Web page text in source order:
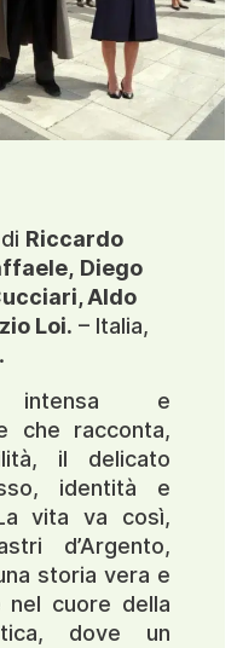
Riccardo
Diego
Aldo
Loi. – Italia,
intensa e
che racconta,
il delicato
identità e
vita va così,
d’Argento,
storia vera e
cuore della
dove un